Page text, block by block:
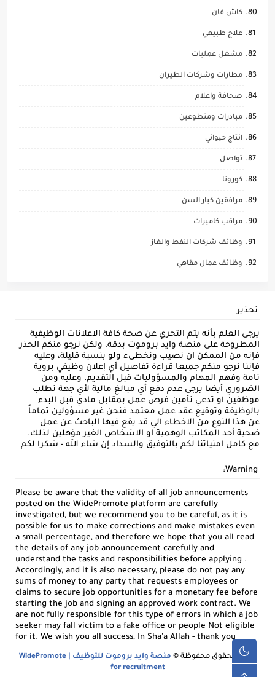
كاش فان
علاج طبيعي
مشغل عمليات
مطارات وشركات الطيران
صحافة واعلام
مبادرات ومتطوعين
انتاج حيواني
تواصل
كورونا
مرافقين كبار السن
مراقب كاميرات
وظائف شركات النفط والغاز
وظائف عمال مقاهي
تحذير
يرجى العلم بأنه يتم التحري عن صحة كافة الاعلانات الوظيفية
المطروحة على منصة وايد بروموت بدقة، ولكن نرجو منكم الحذر
فإنه من الممكن ان نصيب ونخطىء ولو بنسبة قليلة، وعليه
فإننا نرجو منكم جميعا قراءة تفاصيل أي إعلان وظيفي بروية
تامة وفهم المهام والمسؤوليات قبل التقديم. وعليه ومن
الضروري أيضا يرجى عدم دفع أي مبالغ مالية لأي جهة تطلب
موظفين او تدعي تأمين فرص عمل بمقابل مادي قبل البدء
بالوظيفة وتوقيع عقد عمل معتمد فنحن غير مسؤولين تماماً
عن هذا النوع من الاخطاء الي قد يقع فيها الباحث عن عمل
ضحية أحد المكاتب الوهمية او الاشخاص الغير مؤهلين لذلك.
مع كامل امنياتنا لكم بالتوفيق والسداد إن شاء الله - شكرا لكم
Warning:
Please be aware that the validity of all job announcements
posted on the WidePromote platform are carefully
investigated, but we recommend you to be careful, as it is
possible for us to make corrections and make mistakes even
a small percentage, and therefore we hope that you all read
the details of any job announcement carefully and
understand the tasks and responsibilities before applying .
Accordingly, and it is also necessary, please do not pay any
sums of money to any party that requests employees or
claims to secure job opportunities for a monetary fee before
starting the job and signing an approved work contract. We
are not fully responsible for this type of errors in which a job
seeker may fall victim to a fake office or people Not eligible
for it. We wish you all success, In Sha'a Allah - thank you
جميع الحقوق محفوظة ©
منصة وايد بروموت للتوظيف | WidePromote
for recruitment